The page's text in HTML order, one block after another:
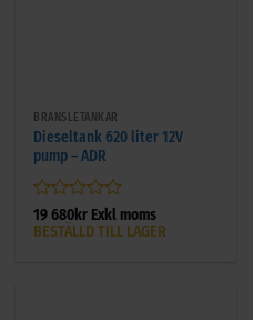
BRÄNSLETANKAR
Dieseltank 620 liter 12V
pump – ADR
Betygsatt
0
19 680kr Exkl moms
BESTÄLLD TILL LAGER